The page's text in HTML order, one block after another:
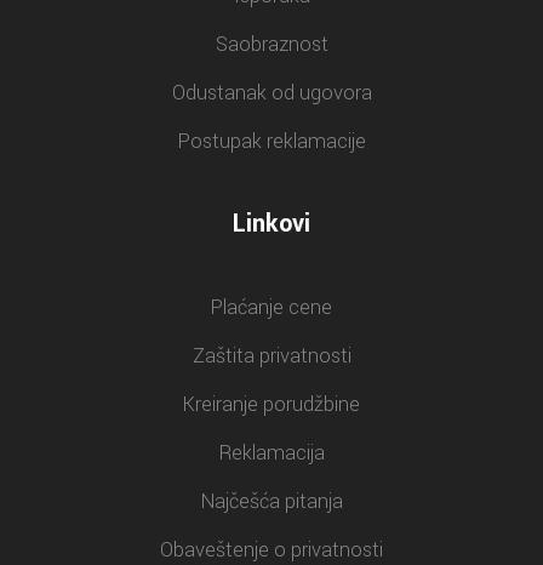
Saobraznost
Odustanak od ugovora
Postupak reklamacije
Linkovi
Plaćanje cene
Zaštita privatnosti
Kreiranje porudžbine
Reklamacija
Najčešća pitanja
Obaveštenje o privatnosti